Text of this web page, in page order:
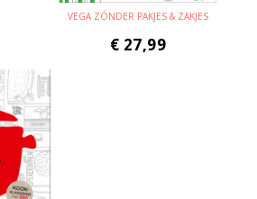
VEGA ZÓNDER PAKJES & ZAKJES
€ 27,99